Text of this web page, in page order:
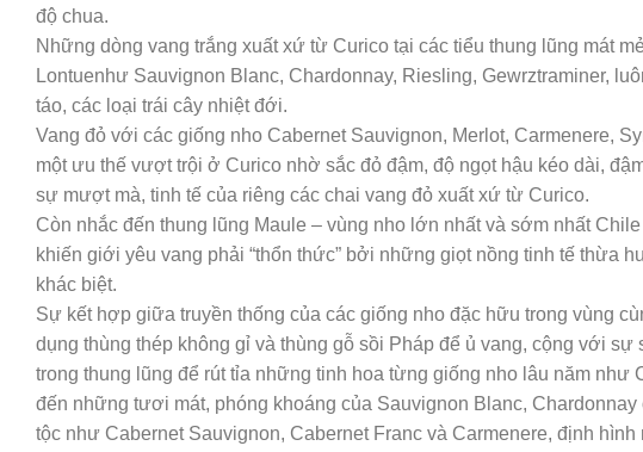
độ chua.
Những dòng vang trắng xuất xứ từ Curico tại các tiểu thung lũng mát
Lontuenhư Sauvignon Blanc, Chardonnay, Riesling, Gewrztraminer,
táo, các loại trái cây nhiệt đới.
Vang đỏ với các giống nho Cabernet Sauvignon, Merlot, Carmenere,
một ưu thế vượt trội ở Curico nhờ sắc đỏ đậm, độ ngọt hậu kéo dài,
sự mượt mà, tinh tế của riêng các chai vang đỏ xuất xứ từ Curico.
Còn nhắc đến thung lũng Maule – vùng nho lớn nhất và sớm nhất
khiến giới yêu vang phải “thổn thức” bởi những giọt nồng tinh tế thừa
khác biệt.
Sự kết hợp giữa truyền thống của các giống nho đặc hữu trong vùng
dụng thùng thép không gỉ và thùng gỗ sồi Pháp để ủ vang, cộng với
trong thung lũng để rút tỉa những tinh hoa từng giống nho lâu năm
đến những tươi mát, phóng khoáng của Sauvignon Blanc,
tộc như Cabernet Sauvignon, Cabernet Franc và Carmenere, định